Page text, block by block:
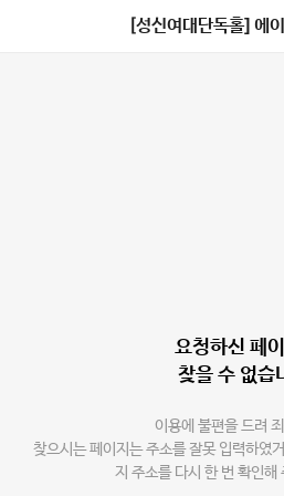
[성신여대단독홀] 에
요청하신 페
찾을 수 없습
이용에 불편을 드려
찾으시는 페이지는 주소를 잘못 입력하였
지 주소를 다시 한 번 확인해